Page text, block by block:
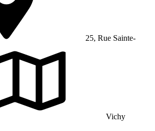
25, Rue Sainte-
Vichy